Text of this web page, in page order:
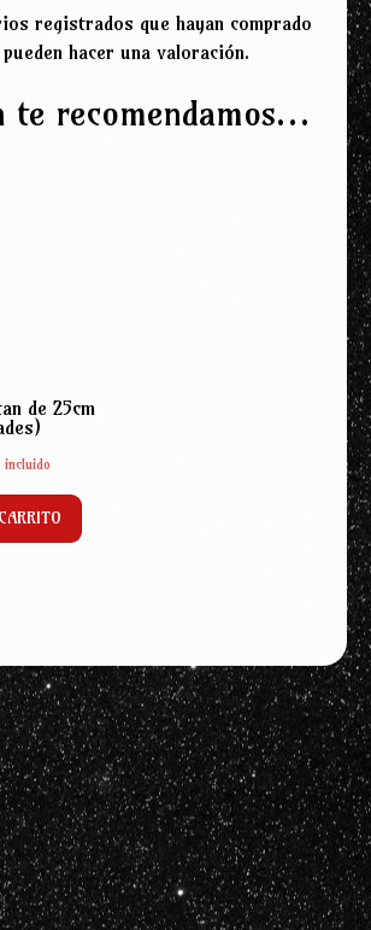
registrados que hayan comprado
hacer una valoración.
te recomendamos…
de 25cm
incluido